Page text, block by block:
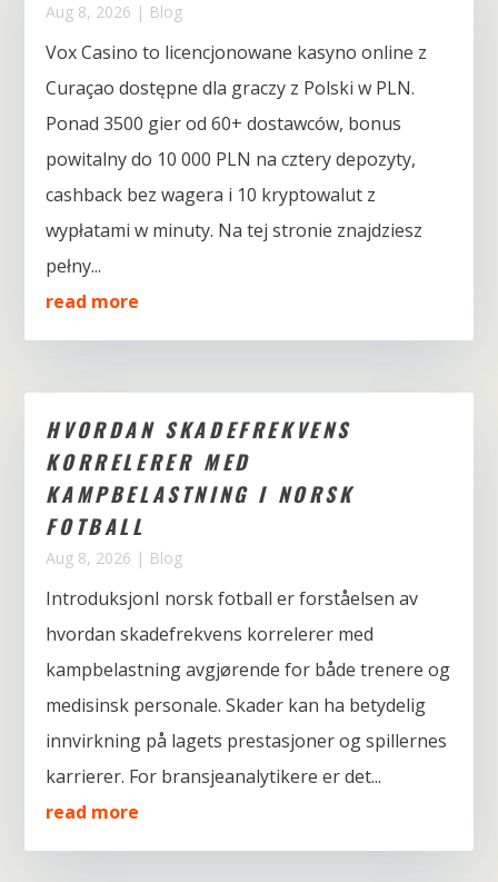
Aug 8, 2026 | Blog
Vox Casino to licencjonowane kasyno online z
Curaçao dostępne dla graczy z Polski w PLN.
Ponad 3500 gier od 60+ dostawców, bonus
powitalny do 10 000 PLN na cztery depozyty,
cashback bez wagera i 10 kryptowalut z
wypłatami w minuty. Na tej stronie znajdziesz
pełny...
read more
HVORDAN SKADEFREKVENS
KORRELERER MED
KAMPBELASTNING I NORSK
FOTBALL
Aug 8, 2026 | Blog
IntroduksjonI norsk fotball er forståelsen av
hvordan skadefrekvens korrelerer med
kampbelastning avgjørende for både trenere og
medisinsk personale. Skader kan ha betydelig
innvirkning på lagets prestasjoner og spillernes
karrierer. For bransjeanalytikere er det...
read more